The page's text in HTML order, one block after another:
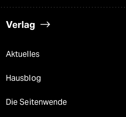
Verlag
Aktuelles
Hausblog
Die Seitenwende